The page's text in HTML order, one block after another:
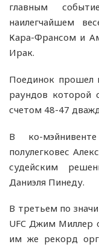
главным
наилегчайшем
Кара-Франсом и
Ирак.
Поединок прошел
раундов которой
счетом 48-47
В ко-
полулегковес
судейским
Даниэля Пинеду.
В третьем по
UFC Джим Миллер
им же рекорд